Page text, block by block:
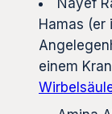
Nayef
Hamas (er
einem